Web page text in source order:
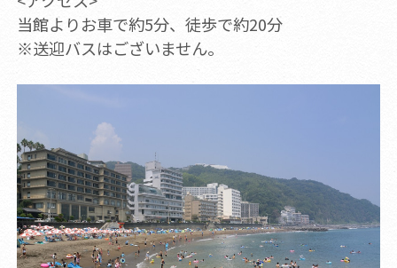
当館よりお車で約5分、徒歩で約20分
※送迎バスはございません。